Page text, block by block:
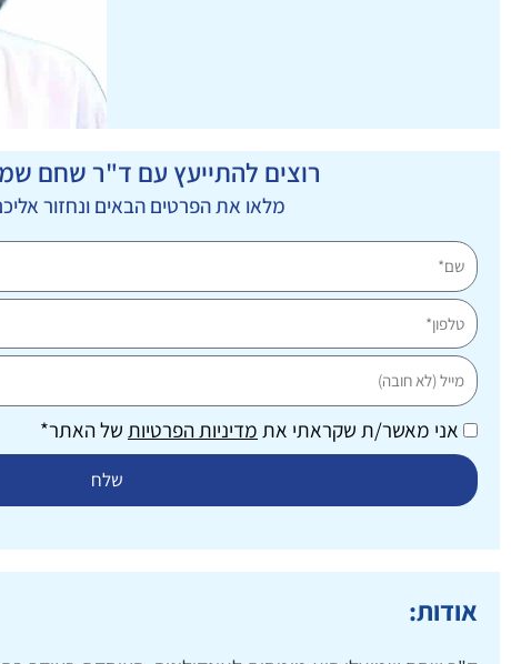
רוצים להתייעץ עם ד"ר שחם
מלאו את הפרטים הבאים ונחזור
שם
טלפון
מייל
אני מאשר/ת שקראתי את מדיניות הפרטיות של האתר*
שלח
אודות: